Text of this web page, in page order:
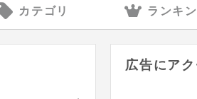
カテゴリ ランキ
広告にア